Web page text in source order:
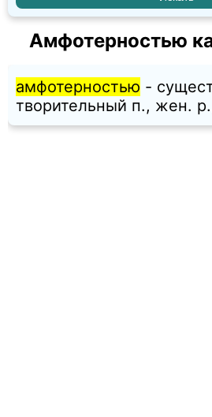
Амфотерностью
амфотерностью -
творительный п., жен.